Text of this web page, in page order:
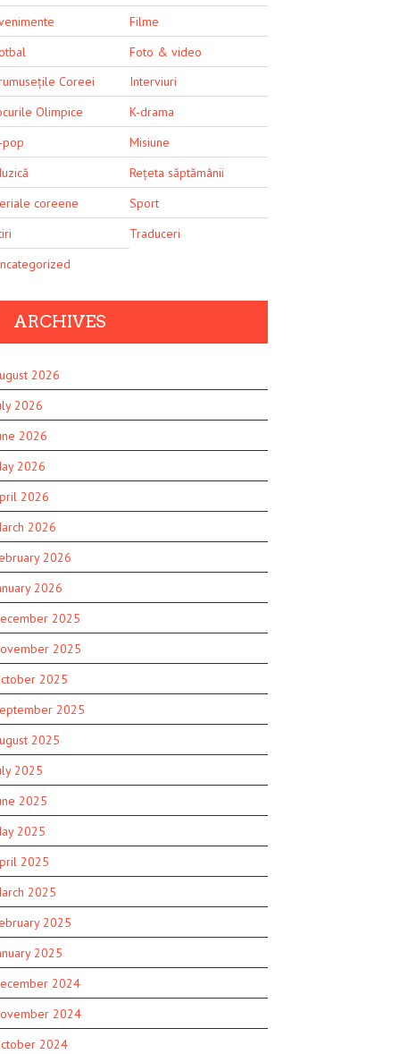
Filme
Foto & video
Coreei
Interviuri
Olimpice
K-drama
pop
Misiune
Rețeta săptămânii
coreene
Sport
Traduceri
ARCHIVES
2026
2026
2026
2026
2026
2026
2026
2026
2025
2025
2025
2025
2025
2025
2025
2025
2025
2025
2025
2025
2024
2024
2024